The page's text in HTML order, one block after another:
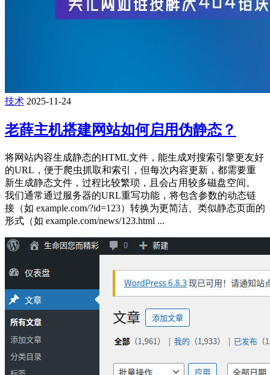
技术 2025-11-24
老薛主机搭建网站如何启用伪静态？
将网站内容生成静态的HTML文件，能生成对搜索引擎更友好
的URL，便于爬虫抓取和索引，但每次内容更新，都需要重
新生成静态文件，过程比较繁琐，且会占用较多磁盘空间。
我们通常通过服务器的URL重写功能，将包含参数的动态链
接（如 example.com/?id=123）转换为更简洁、类似静态页面的
形式（如 example.com/news/123.html ...